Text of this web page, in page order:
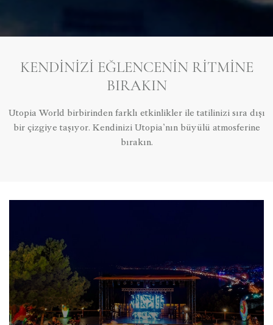
KENDINIZI EĞLENCENIN RITMINE
BIRAKIN
Utopia World birbirinden farklı etkinlikler ile tatilinizi sıra dışı
bir çizgiye taşıyor. Kendinizi Utopia’nın büyülü atmosferine
bırakın.